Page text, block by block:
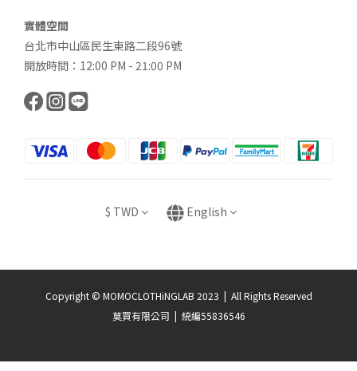
實體空間
台北市中山區民生東路二段96號
開放時間：12:00 PM - 21:00 PM
$ TWD English
Copyright © MOMOCLOTHiNGLAB 2023 | All Rights Reserved
莫買有限公司 | 統編55836546